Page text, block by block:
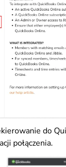
do
połączenia.